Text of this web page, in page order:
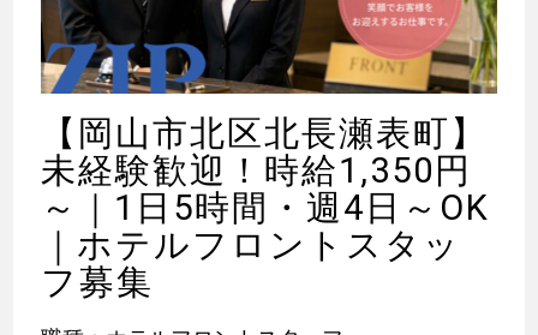
【岡山市北区北長瀬表町】
未経験歓迎！時給1,350円
～｜1日5時間・週4日～OK
｜ホテルフロントスタッ
フ募集